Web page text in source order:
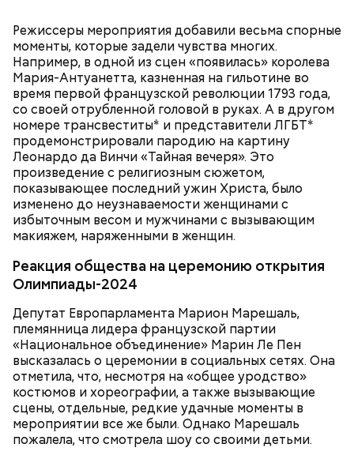
Режиссеры мероприятия добавили весьма спорные
моменты, которые задели чувства многих.
Например, в одной из сцен «появилась» королева
Мария-Антуанетта, казненная на гильотине во
время первой французской революции 1793 года,
со своей отрубленной головой в руках. А в другом
номере трансвеститы* и представители ЛГБТ*
продемонстрировали пародию на картину
Леонардо да Винчи «Тайная вечеря». Это
произведение с религиозным сюжетом,
показывающее последний ужин Христа, было
изменено до неузнаваемости женщинами с
избыточным весом и мужчинами с вызывающим
макияжем, наряженными в женщин.
Реакция общества на церемонию открытия
Олимпиады-2024
Депутат Европарламента Марион Марешаль,
племянница лидера французской партии
«Национальное объединение» Марин Ле Пен
высказалась о церемонии в социальных сетях. Она
отметила, что, несмотря на «общее уродство»
костюмов и хореографии, а также вызывающие
сцены, отдельные, редкие удачные моменты в
мероприятии все же были. Однако Марешаль
пожалела, что смотрела шоу со своими детьми.
С мнением экскурсовода согласен и эколог Юрий
Бондарь, который не раз бывал в белорусской зоне
отчуждения. Ученый отметил, что 35 процентов
выпавшего в Европе радиоактивного цезия
пришлось на Белоруссию. По его словам, страна
оказалась даже более зараженной, чем Украина.
— В 1990-м парламент республики объявил
пострадавшие районы зоной экологического
бедствия. Но уже через несколько лет под
руководством президента Лукашенко
государство взяло курс на возрождение и
развитие постчернобыльских территорий, —
заметил собеседник «Вечерней Москвы».